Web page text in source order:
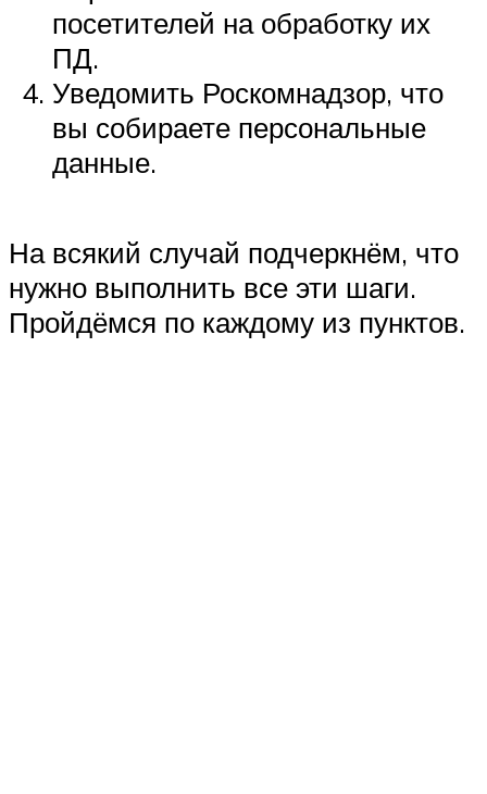
посетителей на обработку их
ПД.
Уведомить Роскомнадзор, что
вы собираете персональные
данные.
На всякий случай подчеркнём, что
нужно выполнить все эти шаги.
Пройдёмся по каждому из пунктов.